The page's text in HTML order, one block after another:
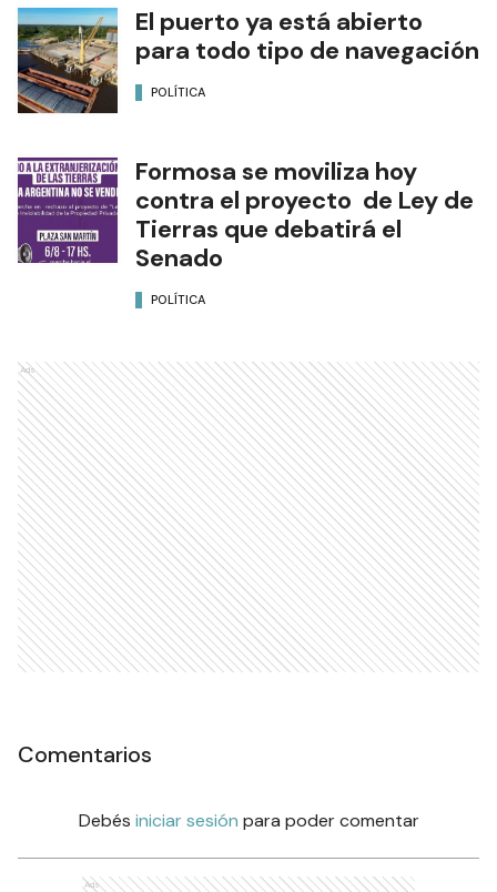
El puerto ya está abierto
para todo tipo de navegación
POLÍTICA
Formosa se moviliza hoy
contra el proyecto de Ley de
Tierras que debatirá el
Senado
POLÍTICA
Ads
Comentarios
Debés iniciar sesión para poder comentar
Ads